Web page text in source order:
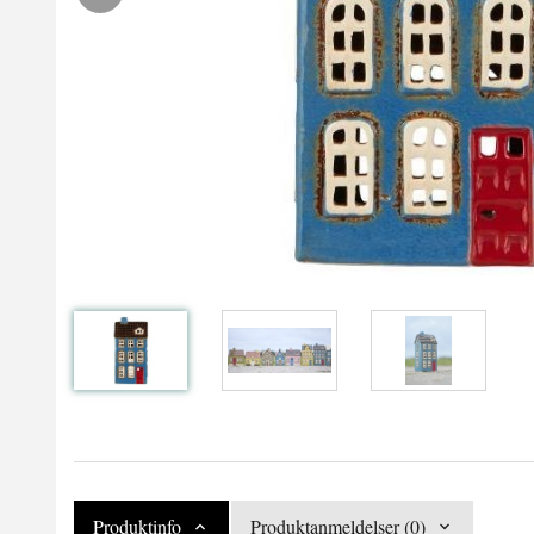
Produktinfo Produktanmeldelser (0)